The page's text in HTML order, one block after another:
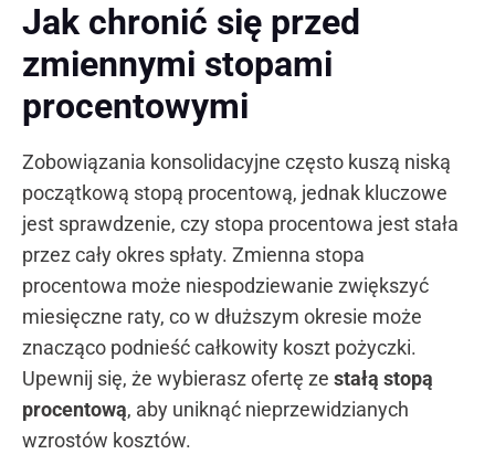
Jak chronić się przed
zmiennymi stopami
procentowymi
Zobowiązania konsolidacyjne często kuszą niską
początkową stopą procentową, jednak kluczowe
jest sprawdzenie, czy stopa procentowa jest stała
przez cały okres spłaty. Zmienna stopa
procentowa może niespodziewanie zwiększyć
miesięczne raty, co w dłuższym okresie może
znacząco podnieść całkowity koszt pożyczki.
Upewnij się, że wybierasz ofertę ze stałą stopą
procentową, aby uniknąć nieprzewidzianych
wzrostów kosztów.